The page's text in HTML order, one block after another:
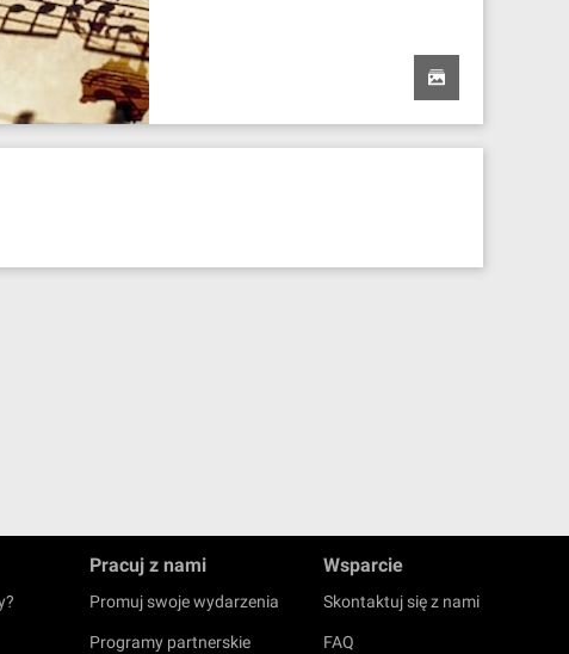
Pracuj z nami
Promuj swoje wydarzenia
Programy partnerskie
Wsparcie
Skontaktuj się z nami
FAQ